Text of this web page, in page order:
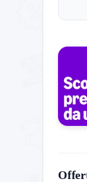
Molti
delle
colori